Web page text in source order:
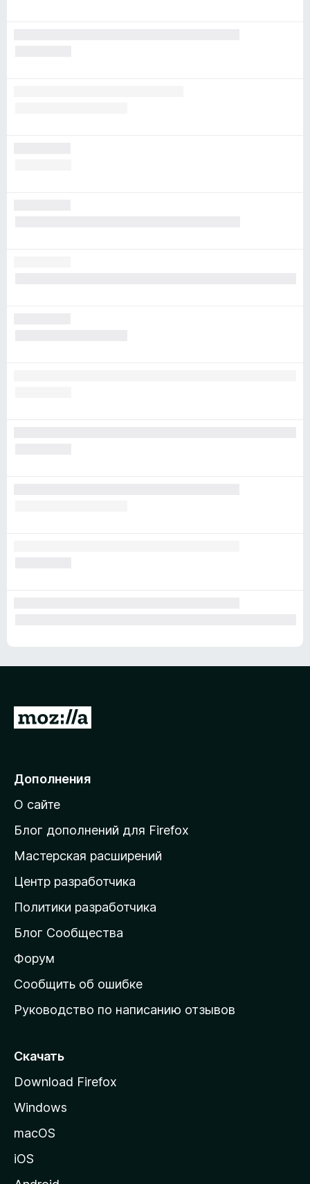
П
е
й
т
и
а
д
о
а
ш
н
ю
т
а
н
у
Дополнения
О сайте
Блог дополнений для Firefox
Мастерская расширений
Центр разработчика
Политики разработчика
Блог Сообщества
Форум
Сообщить об ошибке
Руководство по написанию отзывов
Скачать
Download Firefox
Windows
macOS
iOS